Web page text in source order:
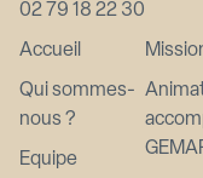
02 79 18 22 30
Accueil
Qui sommes-
nous ?
Equipe